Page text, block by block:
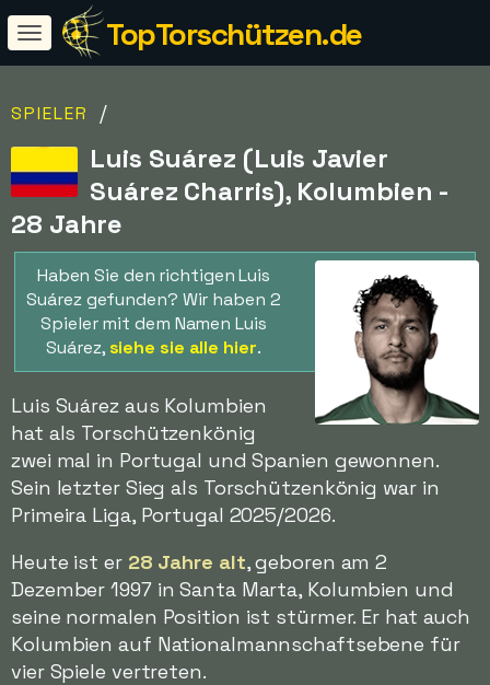
TopTorschützen.de
SPIELER /
Luis Suárez (Luis Javier
Suárez Charris), Kolumbien -
28 Jahre
Haben Sie den richtigen Luis
Suárez gefunden? Wir haben 2
Spieler mit dem Namen Luis
Suárez, siehe sie alle hier.
Luis Suárez aus Kolumbien
hat als Torschützenkönig
zwei mal in Portugal und Spanien gewonnen.
Sein letzter Sieg als Torschützenkönig war in
Primeira Liga, Portugal 2025/2026.
Heute ist er 28 Jahre alt, geboren am 2
Dezember 1997 in Santa Marta, Kolumbien und
seine normalen Position ist stürmer. Er hat auch
Kolumbien auf Nationalmannschaftsebene für
vier Spiele vertreten.